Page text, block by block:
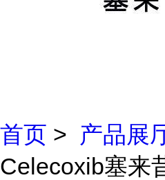
首页 > 产品展
Celecoxib塞来